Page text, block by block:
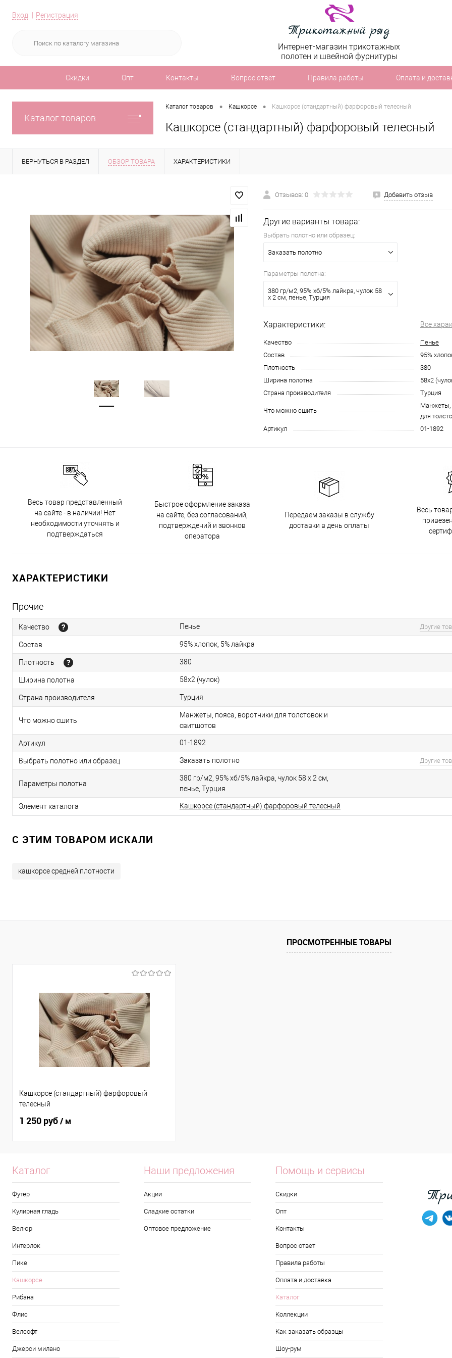
Вход Регистрация
Интернет-магазин трикотажных
полотен и швейной фурнитуры
Скидки Опт Контакты Вопрос ответ Правила работы Оплата и
Каталог товаров
Каталог товаров • Кашкорсе • Кашкорсе (стандартный) фарфоровый телесный
Кашкорсе (стандартный) фарфоровый телесный
ВЕРНУТЬСЯ В РАЗДЕЛ ОБЗОР ТОВАРА ХАРАКТЕРИСТИКИ
Отзывов: 0 Добавить отзыв
Другие варианты товара:
Выбрать полотно или образец:
Заказать полотно
Параметры полотна:
380 гр/м2, 95% хб/5% лайкра, чулок 58
х 2 см, пенье, Турция
Характеристики: Все
Качество
Пенье
Состав
95%
Плотность
380
Ширина полотна
58х2
Страна производителя
Турция
Что можно сшить
Манжеты,
для
Артикул
01-1892
Весь товар представленный
на сайте - в наличии! Нет
необходимости уточнять и
подтверждаться
Быстрое оформление заказа
на сайте, без согласований,
подтверждений и звонков
оператора
Передаем заказы в службу
доставки в день оплаты
Весь
ХАРАКТЕРИСТИКИ
Прочие
Качество Пенье Другие
Состав 95% хлопок, 5% лайкра
Плотность 380
Ширина полотна 58х2 (чулок)
Страна производителя Турция
Что можно сшить
Манжеты, пояса, воротники для толстовок и
свитшотов
Артикул 01-1892
Выбрать полотно или образец Заказать полотно Другие
Параметры полотна
380 гр/м2, 95% хб/5% лайкра, чулок 58 х 2 см,
пенье, Турция
Элемент каталога Кашкорсе (стандартный) фарфоровый телесный
C ЭТИМ ТОВАРОМ ИСКАЛИ
кашкорсе средней плотности
ПРОСМОТРЕННЫЕ ТОВАРЫ
Кашкорсе (стандартный) фарфоровый
телесный
1 250 руб/ м
Каталог
Футер
Кулирная гладь
Велюр
Интерлок
Пике
Кашкорсе
Рибана
Флис
Велсофт
Джерси милано
Наши предложения
Акции
Сладкие остатки
Оптовое предложение
Помощь и сервисы
Скидки
Опт
Контакты
Вопрос ответ
Правила работы
Оплата и доставка
Каталог
Коллекции
Как заказать образцы
Шоу-рум